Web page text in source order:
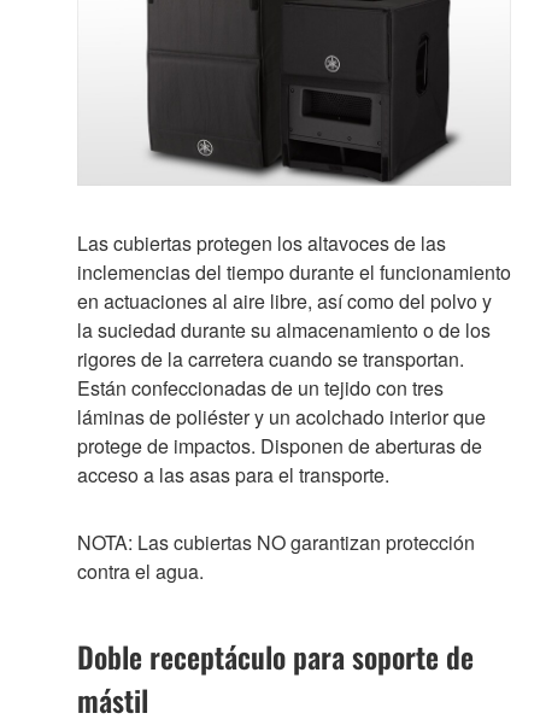
Las cubiertas protegen los altavoces de las
inclemencias del tiempo durante el funcionamiento
en actuaciones al aire libre, así como del polvo y
la suciedad durante su almacenamiento o de los
rigores de la carretera cuando se transportan.
Están confeccionadas de un tejido con tres
láminas de poliéster y un acolchado interior que
protege de impactos. Disponen de aberturas de
acceso a las asas para el transporte.
NOTA: Las cubiertas NO garantizan protección
contra el agua.
Doble receptáculo para soporte de
mástil